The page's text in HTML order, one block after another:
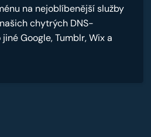
na nejoblíbenější služby
chytrých DNS-
Google, Tumblr, Wix a